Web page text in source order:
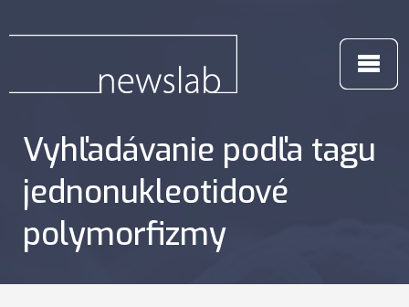
Vyhľadávanie podľa tagu
jednonukleotidové
polymorfizmy